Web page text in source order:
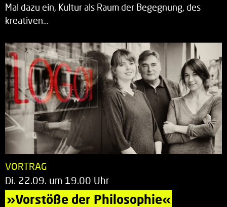
Mal dazu ein, Kultur als Raum der Begegnung, des
kreativen…
VORTRAG
Di. 22.09. um 19.00 Uhr
»Vorstöße der Philosophie«